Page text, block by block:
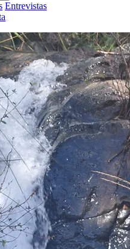
Entrevistas